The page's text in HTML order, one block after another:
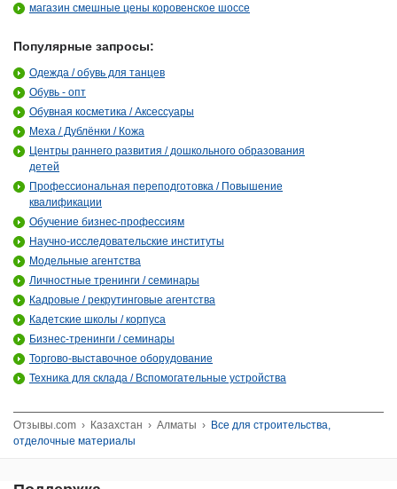
магазин смешные цены коровенское шоссе
Популярные запросы:
Одежда / обувь для танцев
Обувь - опт
Обувная косметика / Аксессуары
Меха / Дублёнки / Кожа
Центры раннего развития / дошкольного образования
детей
Профессиональная переподготовка / Повышение
квалификации
Обучение бизнес-профессиям
Научно-исследовательские институты
Модельные агентства
Личностные тренинги / семинары
Кадровые / рекрутинговые агентства
Кадетские школы / корпуса
Бизнес-тренинги / семинары
Торгово-выставочное оборудование
Техника для склада / Вспомогательные устройства
Отзывы.com › Казахстан › Алматы › Все для строительства,
отделочные материалы